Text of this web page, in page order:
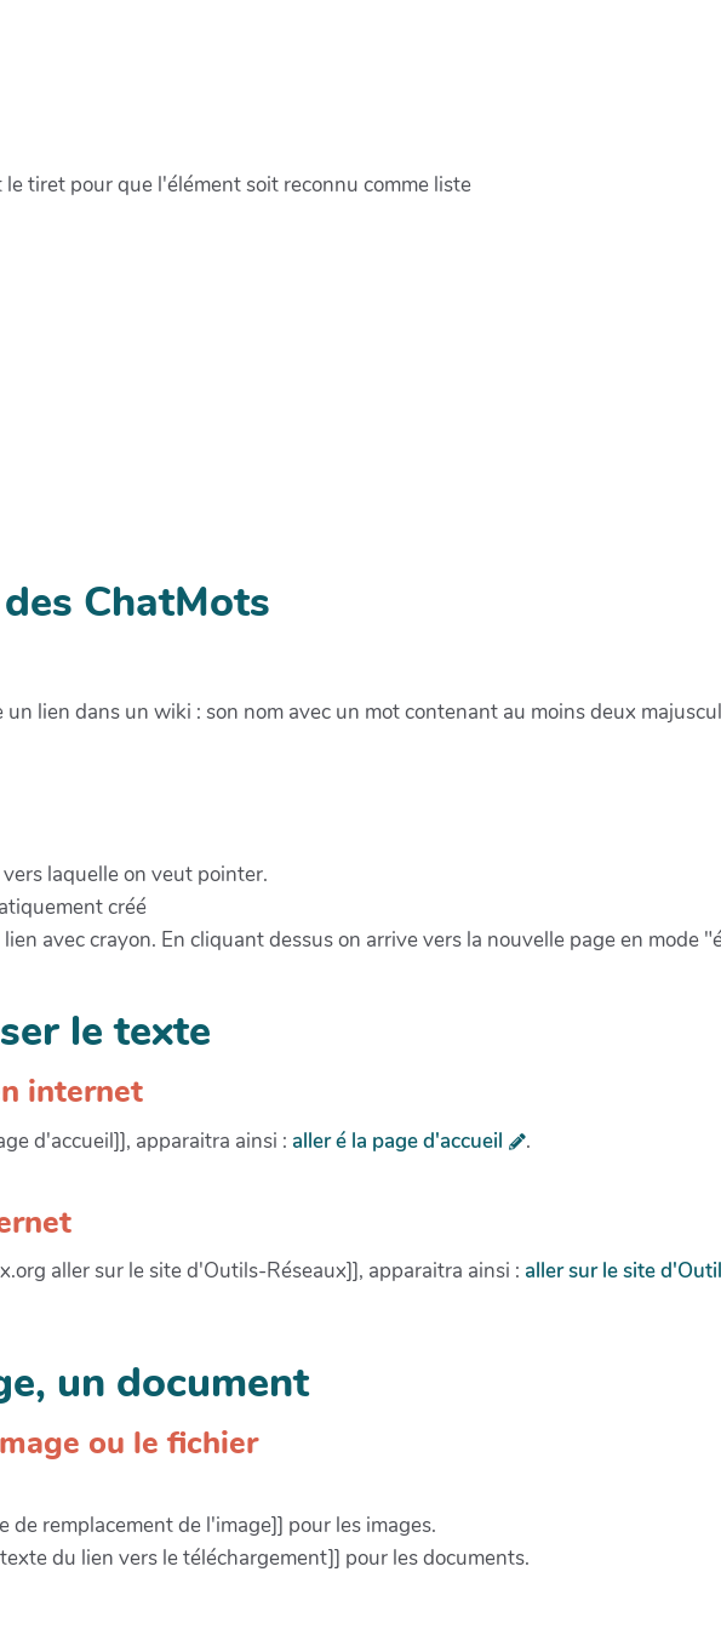
tiret pour que l'élément soit reconnu comme liste
ChatMots
lien dans un wiki : son nom avec un mot contenant au moins deux
vers laquelle on veut pointer.
créé
avec crayon. En cliquant dessus on arrive vers la nouvelle page en mode
le texte
internet
d'accueil]], apparaitra ainsi : aller é la page d'accueil .
aller sur le site d'Outils-Réseaux]], apparaitra ainsi : aller sur le site
un document
ou le fichier
remplacement de l'image]] pour les images.
du lien vers le téléchargement]] pour les documents.